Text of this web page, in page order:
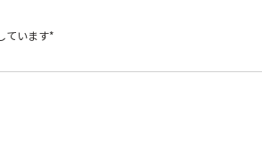
ています*